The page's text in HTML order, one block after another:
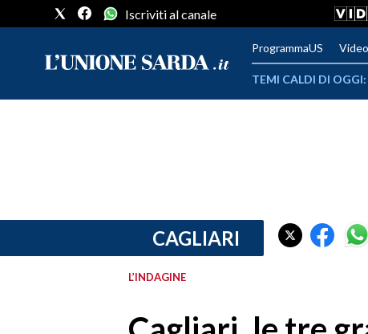
PROVINCIA DI CAGLIARI
Iscriviti al canale
ProgrammaUS Video
TEMI CALDI DI OGGI:
CAGLIARI
L’INDAGINE